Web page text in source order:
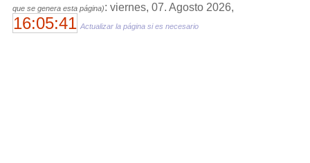
que se genera esta página): viernes, 07. Agosto 2026,
16:05:41 Actualizar la página si es necesario